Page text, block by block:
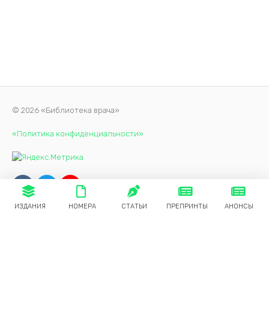
© 2026 «Библиотека врача»
«Политика конфиденциальности»
ИЗДАНИЯ НОМЕРА СТАТЬИ ПРЕПРИНТЫ АНОНСЫ